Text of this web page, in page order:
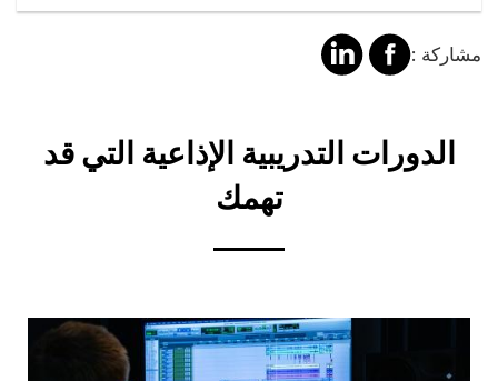
مشاركة :مشاركةمشالرة
إن
Title
الدورات التدريبية الإذاعية التي قد
تهمك
illustration